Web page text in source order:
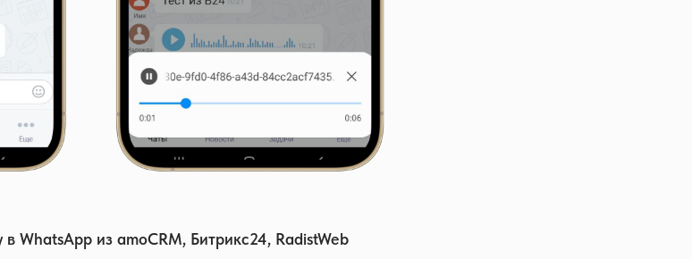
WhatsApp из amoCRM, Битрикс24, RadistWeb